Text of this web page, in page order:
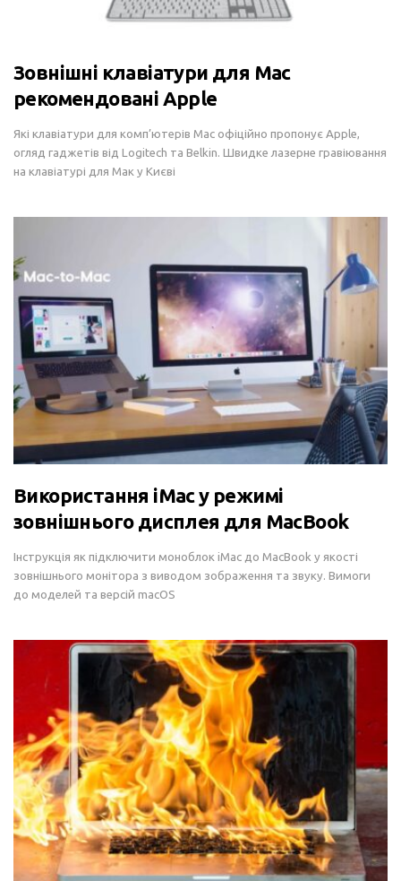
Зовнішні клавіатури для Mac
рекомендовані Apple
Які клавіатури для комп’ютерів Mac офіційно пропонує Apple,
огляд гаджетів від Logitech та Belkin. Швидке лазерне гравіювання
на клавіатурі для Мак у Києві
Використання iMac у режимі
зовнішнього дисплея для MacBook
Інструкція як підключити моноблок iMac до MacBook у якості
зовнішнього монітора з виводом зображення та звуку. Вимоги
до моделей та версій macOS